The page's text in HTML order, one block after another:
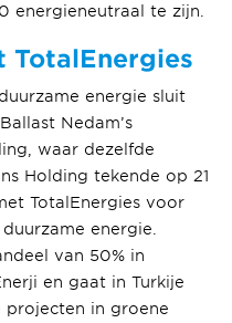
energieneutraal te zijn.
TotalEnergies
energie sluit
Nedam’s
waar dezelfde
Holding tekende op 21
TotalEnergies voor
energie.
van 50% in
en gaat in Turkije
projecten in groene